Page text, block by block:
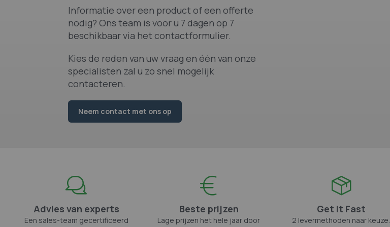
Informatie over een product of een offerte
nodig? Ons team is voor u 7 dagen op 7
beschikbaar via het contactformulier.
Kies de reden van uw vraag en één van onze
specialisten zal u zo snel mogelijk
contacteren.
Neem contact met ons op
Advies van experts
Een sales-team gecertificeerd
Beste prijzen
Lage prijzen het hele jaar door
Get It Fast
2 levermethoden naar keuze.